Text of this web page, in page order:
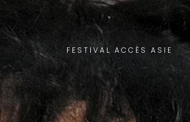
FESTIVAL ACCÈS ASIE